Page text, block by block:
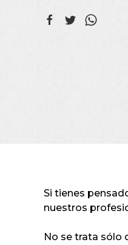
Si tienes
nuestros
No se trata sólo